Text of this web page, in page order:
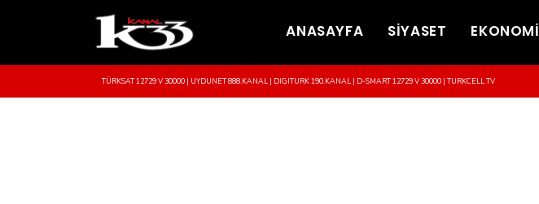
ANASAYFA SİYASET EKONOMİ
TÜRKSAT 12729 V 30000 | UYDUNET 888.KANAL | DIGITURK 190.KANAL | D-SMART 12729 V 30000 | TURKCELL TV